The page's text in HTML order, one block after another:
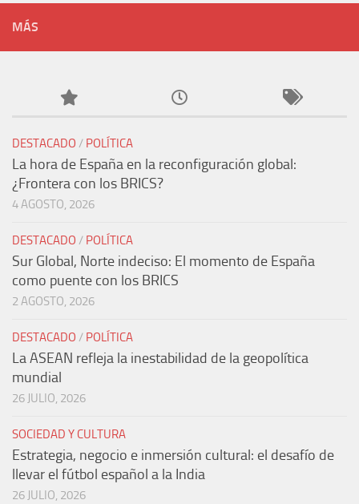
MÁS
DESTACADO / POLÍTICA
La hora de España en la reconfiguración global:
¿Frontera con los BRICS?
4 AGOSTO, 2026
DESTACADO / POLÍTICA
Sur Global, Norte indeciso: El momento de España
como puente con los BRICS
2 AGOSTO, 2026
DESTACADO / POLÍTICA
La ASEAN refleja la inestabilidad de la geopolítica
mundial
26 JULIO, 2026
SOCIEDAD Y CULTURA
Estrategia, negocio e inmersión cultural: el desafío de
llevar el fútbol español a la India
26 JULIO, 2026